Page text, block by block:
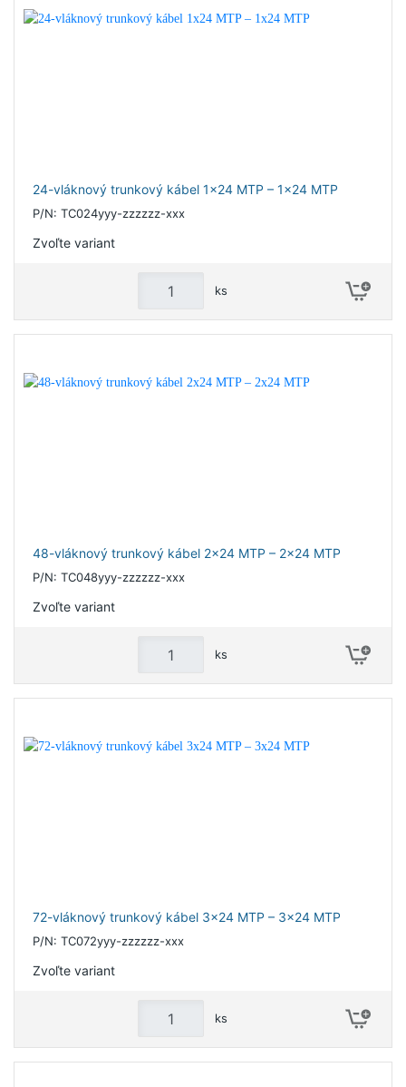
24-vláknový trunkový kábel 1x24 MTP – 1x24 MTP
P/N: TC024yyy-zzzzzz-xxx
Zvoľte variant
ks
48-vláknový trunkový kábel 2x24 MTP – 2x24 MTP
P/N: TC048yyy-zzzzzz-xxx
Zvoľte variant
ks
72-vláknový trunkový kábel 3x24 MTP – 3x24 MTP
P/N: TC072yyy-zzzzzz-xxx
Zvoľte variant
ks